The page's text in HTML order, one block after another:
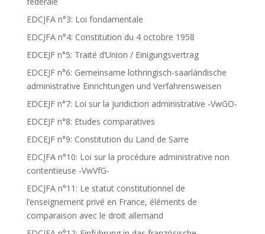
EDCJFA n°3: Loi fondamentale
EDCJFA n°4: Constitution du 4 octobre 1958
EDCEJF n°5: Traité d’Union / Einigungsvertrag
EDCEJF n°6: Gemeinsame lothringisch-saarländische
administrative Einrichtungen und Verfahrensweisen
EDCEJF n°7: Loi sur la juridiction administrative -VwGO-
EDCEJF n°8: Etudes comparatives
EDCEJF n°9: Constitution du Land de Sarre
EDCJFA n°10: Loi sur la procédure administrative non
contentieuse -VwVfG-
EDCJFA n°11: Le statut constitutionnel de
l’enseignement privé en France, éléments de
comparaison avec le droit allemand